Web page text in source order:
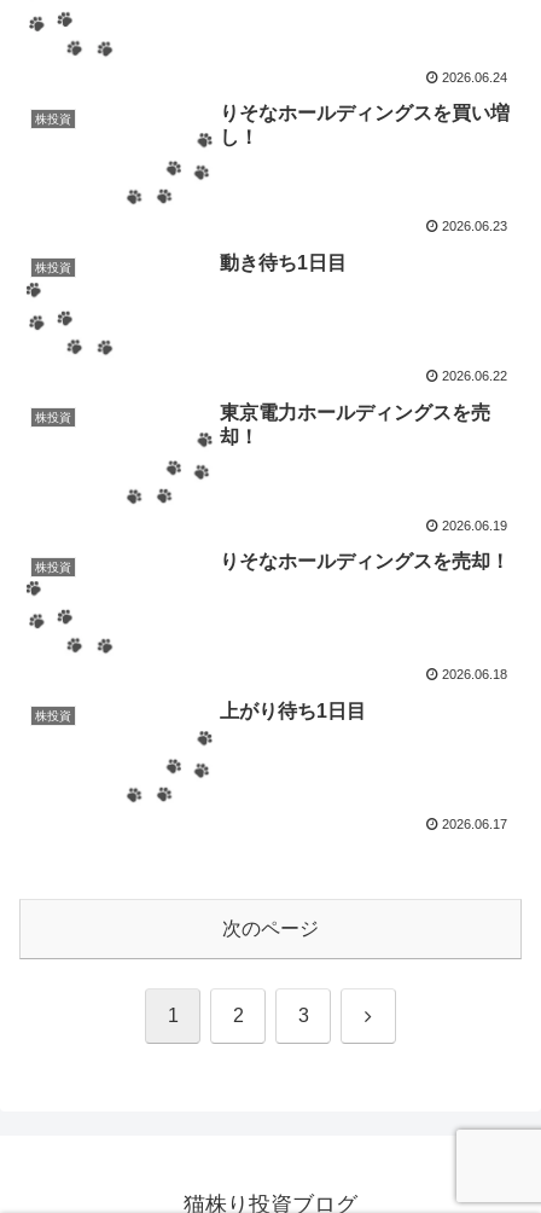
2026.06.24
株投資
りそなホールディングスを買い増
し！
2026.06.23
株投資 動き待ち1日目
2026.06.22
株投資
東京電力ホールディングスを売
却！
2026.06.19
株投資 りそなホールディングスを売却！
2026.06.18
株投資 上がり待ち1日目
2026.06.17
次のページ
1 2 3 次
猫株り投資ブログ